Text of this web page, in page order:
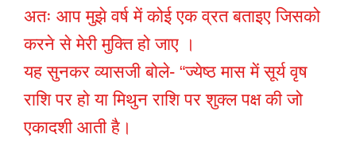
अतः आप मुझे वर्ष में कोई एक व्रत बताइए जिसको
करने से मेरी मुक्ति हो जाए ।
यह सुनकर व्यासजी बोले- “ज्येष्ठ मास में सूर्य वृष
राशि पर हो या मिथुन राशि पर शुक्ल पक्ष की जो
एकादशी आती है।